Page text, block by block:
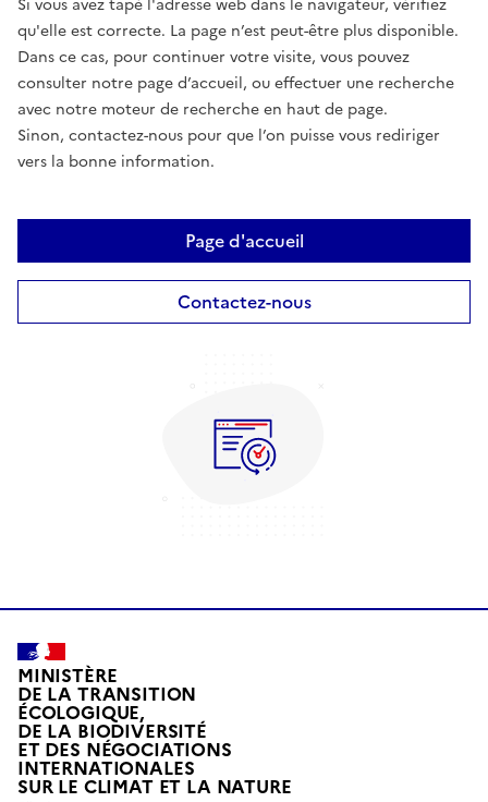
Si vous avez tapé l'adresse web dans le navigateur, vérifiez
qu'elle est correcte. La page n’est peut-être plus disponible.
Dans ce cas, pour continuer votre visite, vous pouvez
consulter notre page d’accueil, ou effectuer une recherche
avec notre moteur de recherche en haut de page.
Sinon, contactez-nous pour que l’on puisse vous rediriger
vers la bonne information.
Page d'accueil
Contactez-nous
MINISTÈRE
DE LA TRANSITION
ÉCOLOGIQUE,
DE LA BIODIVERSITÉ
ET DES NÉGOCIATIONS
INTERNATIONALES
SUR LE CLIMAT ET LA NATUREL